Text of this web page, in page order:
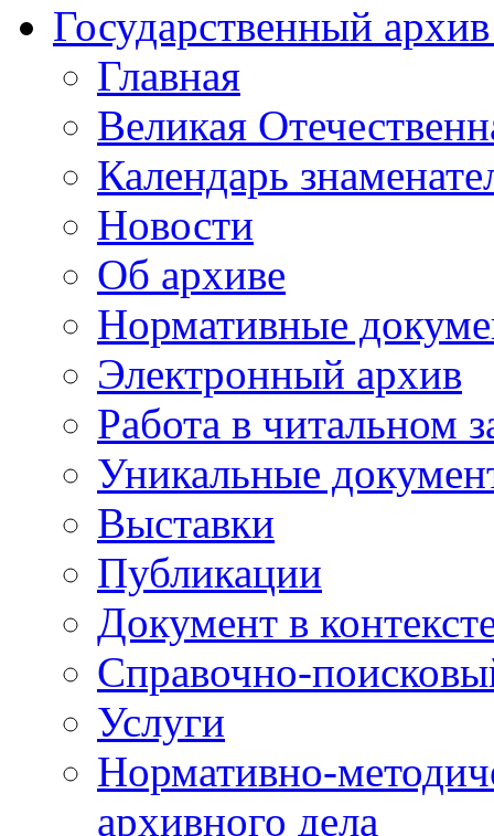
Государственный
Главная
Великая
Календарь
Новости
Об архиве
Нормативные
Электронный архив
Работа в читальном
Уникальные
Выставки
Публикации
Документ в
Справочно-
Услуги
Нормативно-
архивного дела